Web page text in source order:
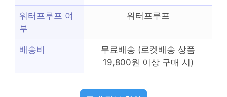
워터프루프 여
부
워터프루프
배송비
무료배송 (로켓배송 상품
19,800원 이상 구매 시)